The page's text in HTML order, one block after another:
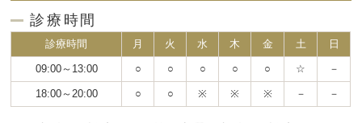
診療時間
診療時間 月 火 水 木 金 土 日
09:00～13:00 ○ ○ ○ ○ ○ ☆ －
18:00～20:00 ○ ○ ※ ※ ※ － －